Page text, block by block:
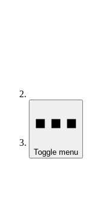
Toggle menu